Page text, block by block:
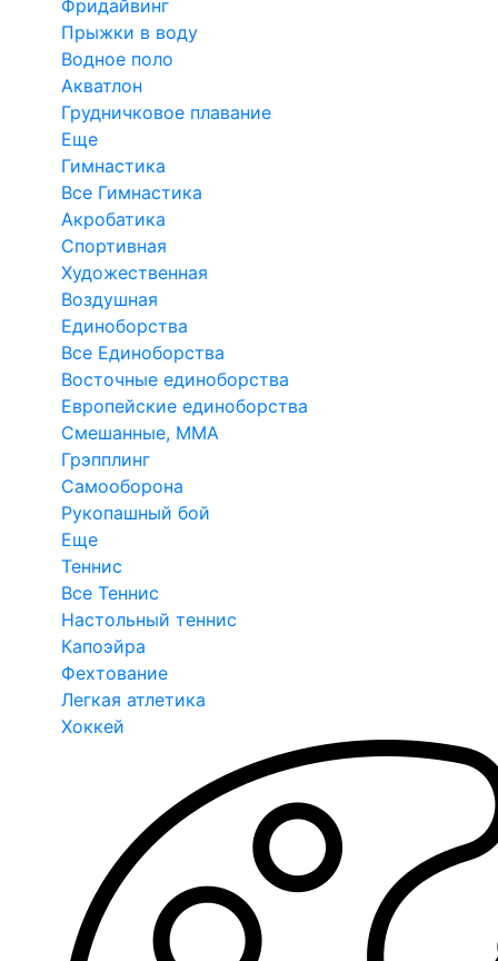
Фридайвинг
Прыжки в воду
Водное поло
Акватлон
Грудничковое плавание
Еще
Гимнастика
Все Гимнастика
Акробатика
Спортивная
Художественная
Воздушная
Единоборства
Все Единоборства
Восточные единоборства
Европейские единоборства
Смешанные, ММА
Грэпплинг
Самооборона
Рукопашный бой
Еще
Теннис
Все Теннис
Настольный теннис
Капоэйра
Фехтование
Легкая атлетика
Хоккей